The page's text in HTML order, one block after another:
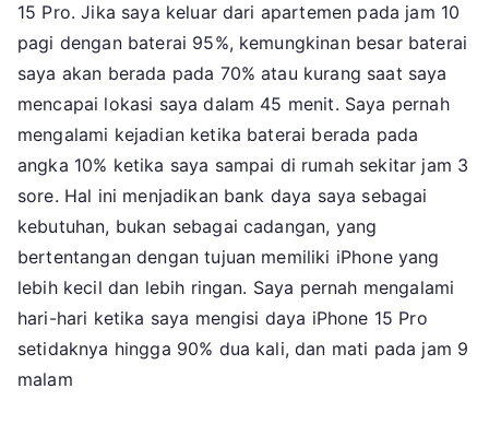
15 Pro. Jika saya keluar dari apartemen pada jam 10
pagi dengan baterai 95%, kemungkinan besar baterai
saya akan berada pada 70% atau kurang saat saya
mencapai lokasi saya dalam 45 menit. Saya pernah
mengalami kejadian ketika baterai berada pada
angka 10% ketika saya sampai di rumah sekitar jam 3
sore. Hal ini menjadikan bank daya saya sebagai
kebutuhan, bukan sebagai cadangan, yang
bertentangan dengan tujuan memiliki iPhone yang
lebih kecil dan lebih ringan. Saya pernah mengalami
hari-hari ketika saya mengisi daya iPhone 15 Pro
setidaknya hingga 90% dua kali, dan mati pada jam 9
malam